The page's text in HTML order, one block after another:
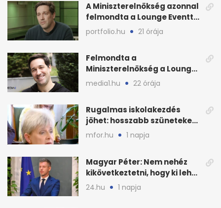
A Miniszterelnökség azonnal
felmondta a Lounge Eventtel
kötött szerződést
portfolio.hu 21 órája
Felmondta a
Miniszterelnökség a Lounge
Event keretszerződését
media1.hu 22 órája
Rugalmas iskolakezdés
jöhet: hosszabb szüneteket
javasolnak szeptembertől
mfor.hu 1 napja
Magyar Péter: Nem nehéz
kikövetkeztetni, hogy ki lehet
a három jelölt
24.hu 1 napja